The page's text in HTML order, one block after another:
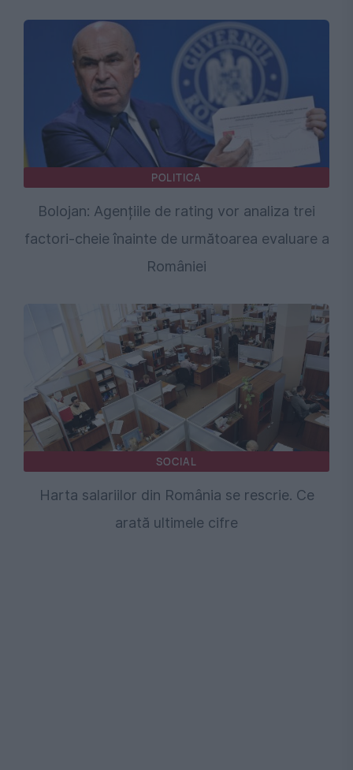
POLITICA
Bolojan: Agențiile de rating vor analiza trei
factori-cheie înainte de următoarea evaluare a
României
SOCIAL
Harta salariilor din România se rescrie. Ce
arată ultimele cifre